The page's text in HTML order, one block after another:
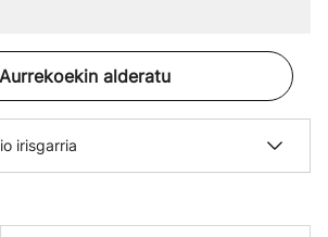
Aurrekoekin alderatu
irisgarria